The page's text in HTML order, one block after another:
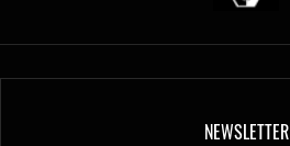
NEWSLETTER